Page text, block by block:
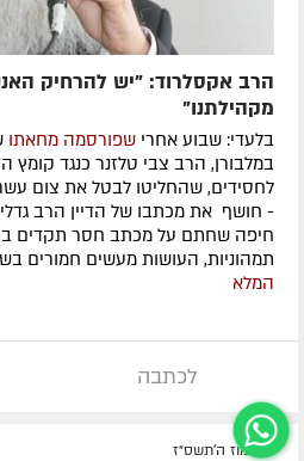
הרב אקסלרוד: "יש להרחיק
מקהילתנו"
בלעדי: שבוע אחרי שפורסמה מחאתו
במלבורן, הרב צבי טלזנר כנגד קומץ
לחסידים, שהחליטו לבטל את צום
- חושף את מכתבו של הדיין הרב
חיפה שחתם על מכתב חסר תקדים
תמהוניות, העושות מעשים חמורים
המלא
לכתבה
ד' תמוז ה׳תשס״ז